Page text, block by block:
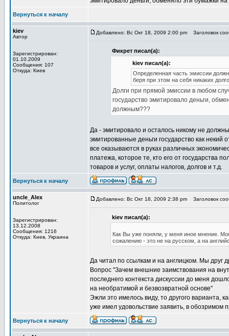
Вернуться к началу
kiev
Автор
Зарегистрирован:
01.10.2009
Сообщения: 107
Откуда: Киев
Добавлено: Вс Окт 18, 2009 2:00 pm Заголовок
Фикрет писал(а):
kiev писал(а):
Определенная часть эмиссии
беря при этом на себя никаких
Долги при прямой эмиссии в любом
государство эмитировало деньги,
должным???
Да - эмитировало и осталось никому не
эмитированные деньги государство как некий
все оказываются в руках различных
платежа, которое те, кто его от государства
товаров и услуг, оплаты налогов, долгов и т.д.
Вернуться к началу
uncle_Alex
Политолог
Зарегистрирован:
13.12.2008
Сообщения: 1216
Откуда: Киев, Украина
Добавлено: Вс Окт 18, 2009 2:38 pm Заголовок
kiev писал(а):
Как Вы уже поняли, у меня иное мнение.
сожалению - это не на русском, а на
Да читал по ссылкам и на англицком. Мы друг
Вопрос "Зачем внешние заимствования на
последнего контекста дискуссии до меня
на необратимой и безвозвратной основе"
Эжли это имелось виду, то другого варианта,
уже имел удовольствие заявить, в обозримом
Вернуться к началу